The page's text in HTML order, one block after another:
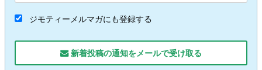
ジモティーメルマガにも登録する
新着投稿の通知をメールで受け取る